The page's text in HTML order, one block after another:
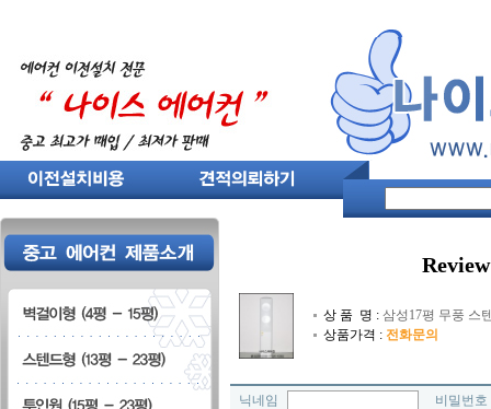
Review
상 품 명 : 삼성17평 무풍 스
상품가격 : 전화문의
닉네임
비밀번